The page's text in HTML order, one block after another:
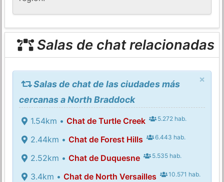
Salas de chat relacionadas
×
Salas de chat de las ciudades más
cercanas a North Braddock
1.54km • Chat de Turtle Creek 5.272 hab.
2.44km • Chat de Forest Hills 6.443 hab.
2.52km • Chat de Duquesne 5.535 hab.
3.4km • Chat de North Versailles 10.571 hab.